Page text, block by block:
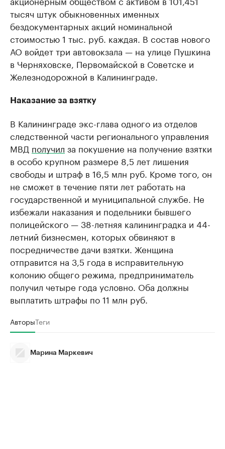
тысяч штук обыкновенных именных
бездокументарных акций номинальной
стоимостью 1 тыс. руб. каждая. В состав нового
АО войдет три автовокзала — на улице Пушкина
в Черняховске, Первомайской в Советске и
Железнодорожной в Калининграде.
Наказание за взятку
В Калининграде экс-глава одного из отделов
следственной части регионального управления
МВД получил за покушение на получение взятки
в особо крупном размере 8,5 лет лишения
свободы и штраф в 16,5 млн руб. Кроме того, он
не сможет в течение пяти лет работать на
государственной и муниципальной службе. Не
избежали наказания и подельники бывшего
полицейского — 38-летняя калининградка и 44-
летний бизнесмен, которых обвиняют в
посредничестве дачи взятки. Женщина
отправится на 3,5 года в исправительную
колонию общего режима, предприниматель
получил четыре года условно. Оба должны
выплатить штрафы по 11 млн руб.
АвторыТеги
Марина Маркевич